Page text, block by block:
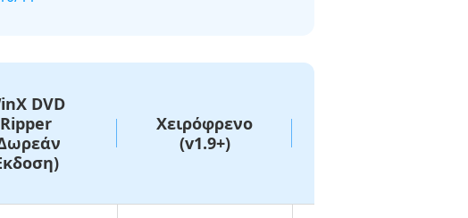
DVD
Ripper
Χειρόφρενο
(v1.9+)